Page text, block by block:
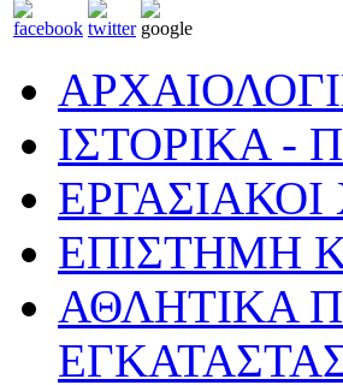
ΙΣΤΟΡΙΚΑ -
ΕΠΙΣΤΗΜΗ
ΑΘΛΗΤΙΚΑ